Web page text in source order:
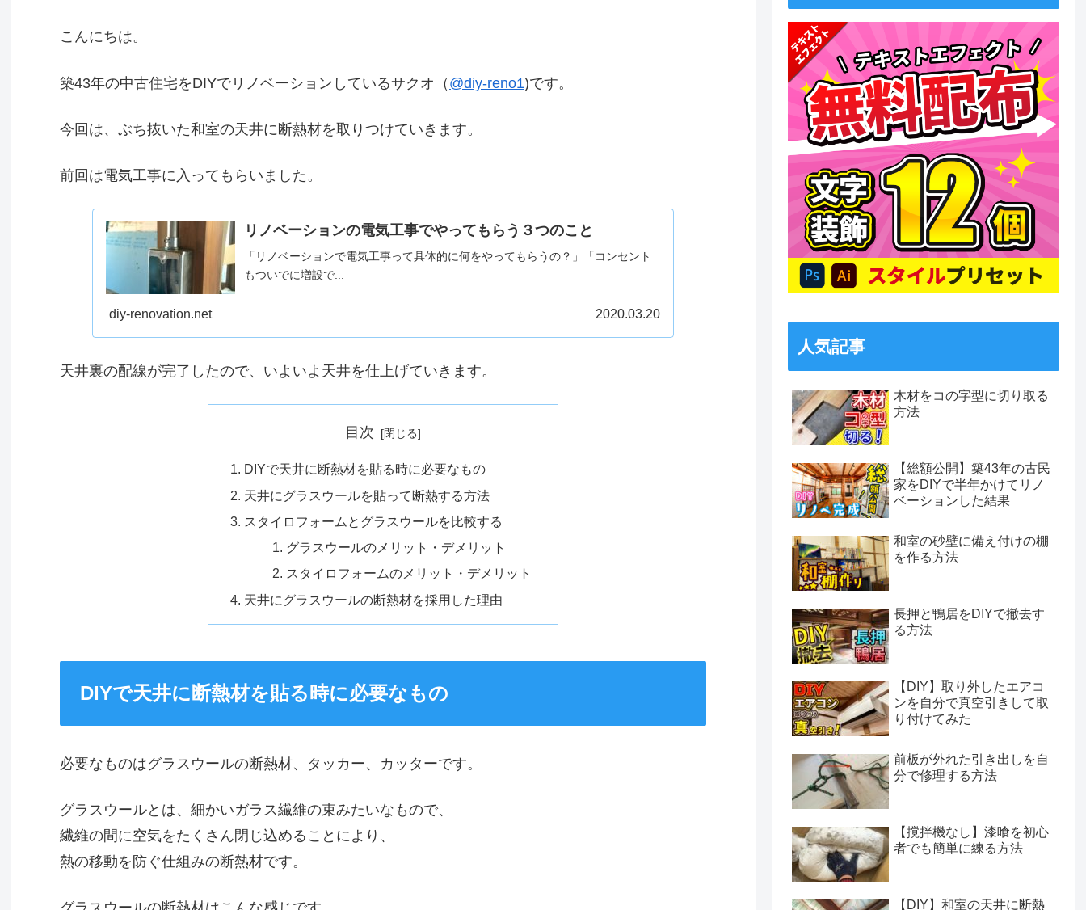
こんにちは。
築43年の中古住宅をDIYでリノベーションしているサクオ（ @diy-reno1)です。
今回は、ぶち抜いた和室の天井に断熱材を取りつけていきます。
前回は電気工事に入ってもらいました。
リノベーションの電気工事でやってもらう３つのこと
「リノベーションで電気工事って具体的に何をやってもらうの？」「コンセント
もついでに増設で...
diy-renovation.net 2020.03.20
天井裏の配線が完了したので、いよいよ天井を仕上げていきます。
目次
DIYで天井に断熱材を貼る時に必要なもの
天井にグラスウールを貼って断熱する方法
スタイロフォームとグラスウールを比較する
グラスウールのメリット・デメリット
スタイロフォームのメリット・デメリット
天井にグラスウールの断熱材を採用した理由
DIYで天井に断熱材を貼る時に必要なもの
必要なものはグラスウールの断熱材、タッカー、カッターです。
グラスウールとは、細かいガラス繊維の束みたいなもので、
繊維の間に空気をたくさん閉じ込めることにより、
熱の移動を防ぐ仕組みの断熱材です。
人気記事
木材をコの字型に切り取る
方法
【総額公開】築43年の古民
家をDIYで半年かけてリノ
ベーションした結果
和室の砂壁に備え付けの棚
を作る方法
長押と鴨居をDIYで撤去す
る方法
【DIY】取り外したエアコ
ンを自分で真空引きして取
り付けてみた
前板が外れた引き出しを自
分で修理する方法
【撹拌機なし】漆喰を初心
者でも簡単に練る方法
【DIY】和室の天井に断熱